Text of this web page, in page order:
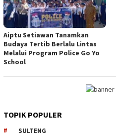
Aiptu Setiawan Tanamkan
Budaya Tertib Berlalu Lintas
Melalui Program Police Go Yo
School
TOPIK POPULER
SULTENG